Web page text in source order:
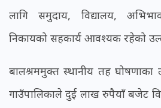
लागि समुदाय, विद्यालय,
निकायको सहकार्य आवश्यक रहेको
बालश्रममुक्त स्थानीय तह घोषणाका
गाउँपालिकाले दुई लाख रुपैयाँ बजेट